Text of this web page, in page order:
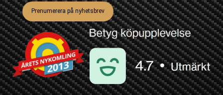
Prenumerera på nyhetsbrev